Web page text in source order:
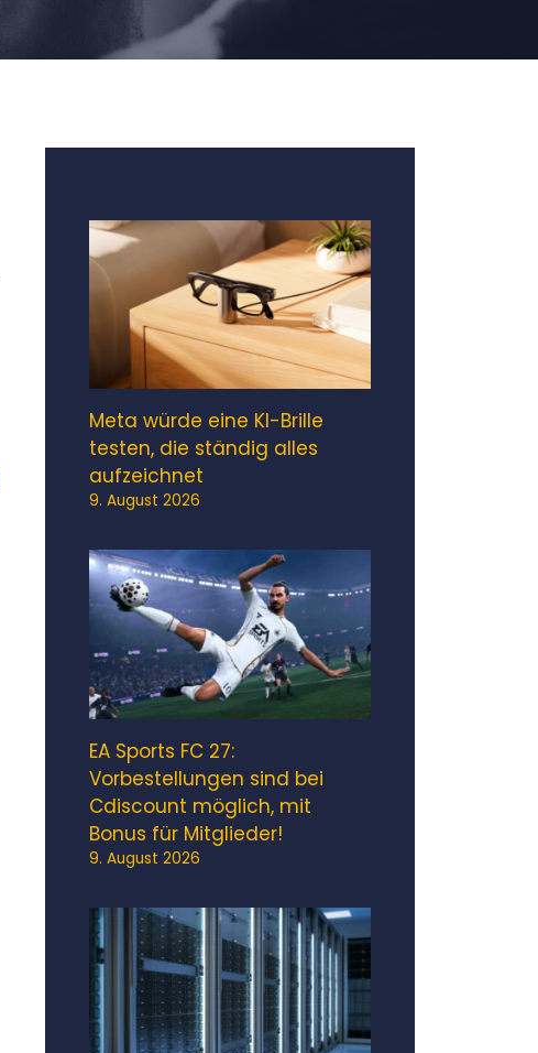
Meta würde eine KI-Brille
testen, die ständig alles
aufzeichnet
9. August 2026
EA Sports FC 27:
Vorbestellungen sind bei
Cdiscount möglich, mit
Bonus für Mitglieder!
9. August 2026